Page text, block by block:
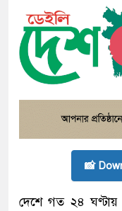
📸
দেশে গত ২৪ ঘণ্টায়